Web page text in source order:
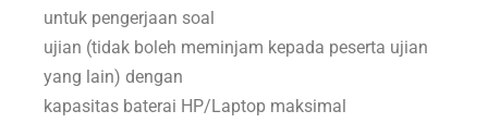
untuk pengerjaan soal
ujian (tidak boleh meminjam kepada peserta ujian
yang lain) dengan
kapasitas baterai HP/Laptop maksimal